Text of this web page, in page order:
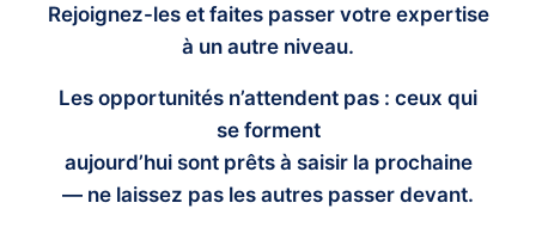
Rejoignez-les et faites passer votre expertise
à un autre niveau.
Les opportunités n’attendent pas : ceux qui
se forment
aujourd’hui sont prêts à saisir la prochaine
— ne laissez pas les autres passer devant.